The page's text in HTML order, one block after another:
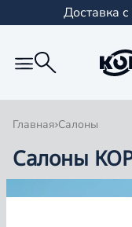
Доставка
Главная Салоны
Салоны
Группа компаний